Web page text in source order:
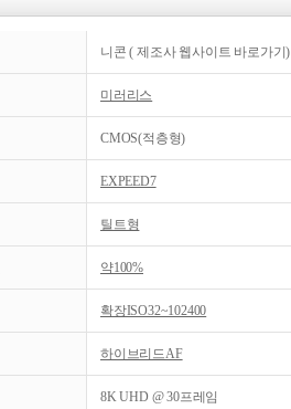
니콘 (제조사 웹사이트 바로가기)
미러리스
CMOS(적층형)
EXPEED7
틸트형
약100%
확장ISO32~102400
하이브리드AF
8K UHD @ 30프레임